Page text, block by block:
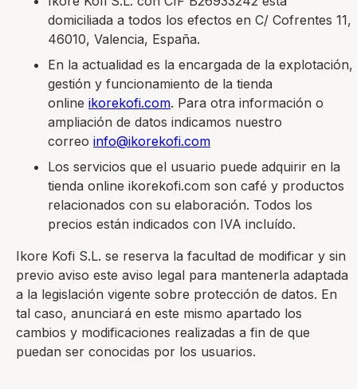
domiciliada a todos los efectos en C/ Cofrentes 11,
46010, Valencia, España.
En la actualidad es la encargada de la explotación,
gestión y funcionamiento de la tienda
online ikorekofi.com. Para otra información o
ampliación de datos indicamos nuestro
correo info@ikorekofi.com
Los servicios que el usuario puede adquirir en la
tienda online ikorekofi.com son café y productos
relacionados con su elaboración. Todos los
precios están indicados con IVA incluído.
Ikore Kofi S.L. se reserva la facultad de modificar y sin
previo aviso este aviso legal para mantenerla adaptada
a la legislación vigente sobre protección de datos. En
tal caso, anunciará en este mismo apartado los
cambios y modificaciones realizadas a fin de que
puedan ser conocidas por los usuarios.